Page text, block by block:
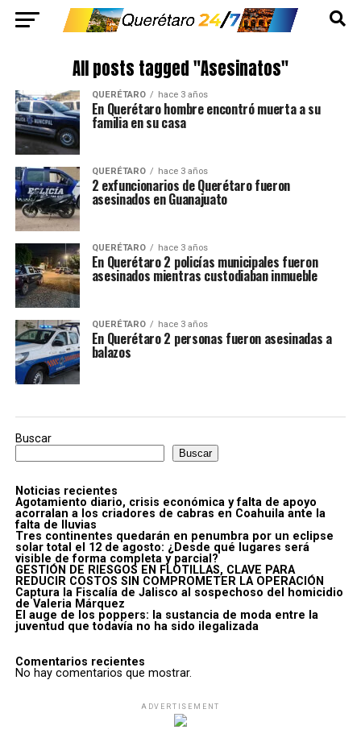
All posts tagged "Asesinatos"
QUERÉTARO hace 3 años
En Querétaro hombre encontró muerta a su
familia en su casa
QUERÉTARO hace 3 años
2 exfuncionarios de Querétaro fueron
asesinados en Guanajuato
QUERÉTARO hace 3 años
En Querétaro 2 policías municipales fueron
asesinados mientras custodiaban inmueble
QUERÉTARO hace 3 años
En Querétaro 2 personas fueron asesinadas a
balazos
Buscar
Buscar
Noticias recientes
Agotamiento diario, crisis económica y falta de apoyo
acorralan a los criadores de cabras en Coahuila ante la
falta de lluvias
Tres continentes quedarán en penumbra por un eclipse
solar total el 12 de agosto: ¿Desde qué lugares será
visible de forma completa y parcial?
GESTIÓN DE RIESGOS EN FLOTILLAS, CLAVE PARA
REDUCIR COSTOS SIN COMPROMETER LA OPERACIÓN
Captura la Fiscalía de Jalisco al sospechoso del homicidio
de Valeria Márquez
El auge de los poppers: la sustancia de moda entre la
juventud que todavía no ha sido ilegalizada
Comentarios recientes
No hay comentarios que mostrar.
ADVERTISEMENT